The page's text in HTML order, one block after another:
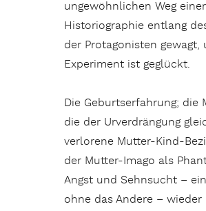
ungewöhnlichen Weg einer
Historiographie entlang
der Protagonisten gewagt,
Experiment ist geglückt.
Die Geburtserfahrung; die
die der Urverdrängung
verlorene Mutter-Kind-
der Mutter-Imago als
Angst und Sehnsucht –
ohne das Andere –